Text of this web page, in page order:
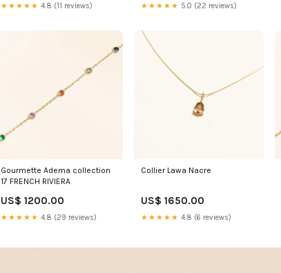
★★★★★ 4.8 (11 reviews) ★★★★★ 5.0 (22 reviews)
Gourmette Adema collection
17 FRENCH RIVIERA
US$ 1200.00
★★★★★ 4.8 (29 reviews)
Collier Lawa Nacre
US$ 1650.00
★★★★★ 4.8 (6 reviews)